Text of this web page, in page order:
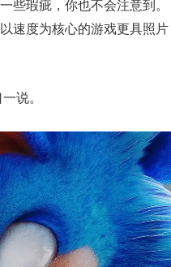
些瑕疵，你也不会注意到。
速度为核心的游戏更具照片
说。